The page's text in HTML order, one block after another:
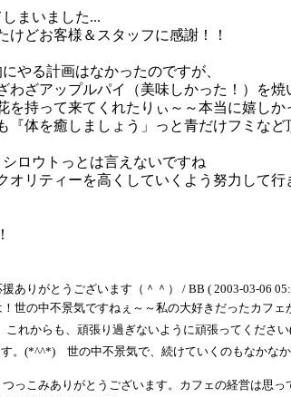
まいました...
けどお客様＆スタッフに感謝！！
やる計画はなかったのですが、
わざアップルパイ（美味しかった！）を焼
を持って来てくれたりぃ～～本当に嬉しか
『体を癒しましょう」っと青だけフミなど
ロウトっとは言えないですね
オリティーを高くしていくよう努力して行
ありがとうございます（＾＾） / BB ( 2003-03-06
世の中不景気ですねぇ～～私の大好きだったカフ
れからも、頑張り過ぎないように頑張ってください
。(*^^*) 世の中不景気で、続けていくのもなかな
っこみありがとうございます。カフェの経営は思